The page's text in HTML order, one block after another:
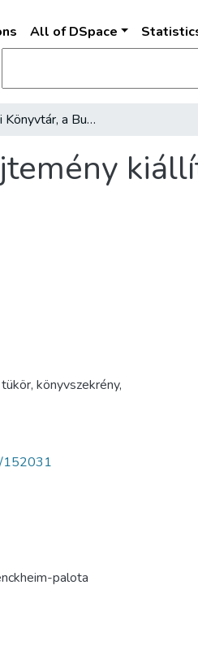
All of DSpace
[A Fővárosi Könyvtár, a Budapest Gyűjtemény kiállító- és olvasóterme]
tükör, könyvszekrény,
152031
palota